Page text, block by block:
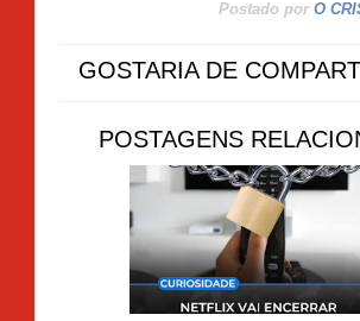
Postado por O
GOSTARIA DE
POSTAGENS